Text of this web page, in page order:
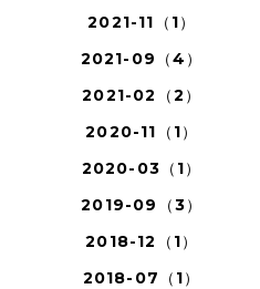
2021-11（1）
2021-09（4）
2021-02（2）
2020-11（1）
2020-03（1）
2019-09（3）
2018-12（1）
2018-07（1）